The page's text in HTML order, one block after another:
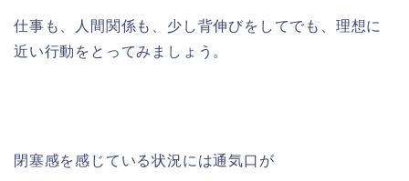
仕事も、人間関係も、少し背伸びをしてでも、理想に
近い行動をとってみましょう。
閉塞感を感じている状況には通気口が